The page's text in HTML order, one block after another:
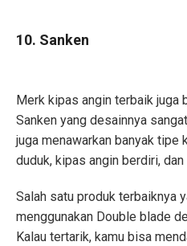
10. Sanken
Merk kipas angin terbaik juga
Sanken yang desainnya
juga menawarkan banyak tipe
duduk, kipas angin berdiri,
Salah satu produk terbaiknya
menggunakan Double blade
Kalau tertarik, kamu bisa